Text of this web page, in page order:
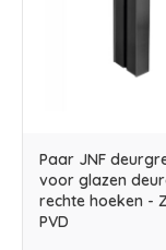
Paar JNF
voor glazen
rechte hoeken -
PVD